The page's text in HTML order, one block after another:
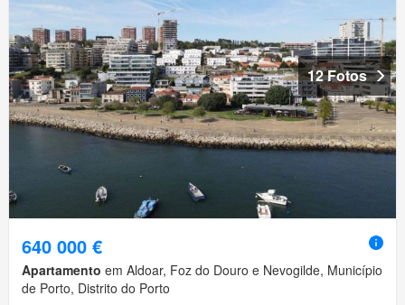
12 Fotos
640 000 €
Apartamento em Aldoar, Foz do Douro e Nevogilde, Município
de Porto, Distrito do Porto